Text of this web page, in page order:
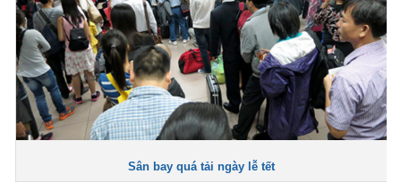
Sân bay quá tải ngày lễ tết